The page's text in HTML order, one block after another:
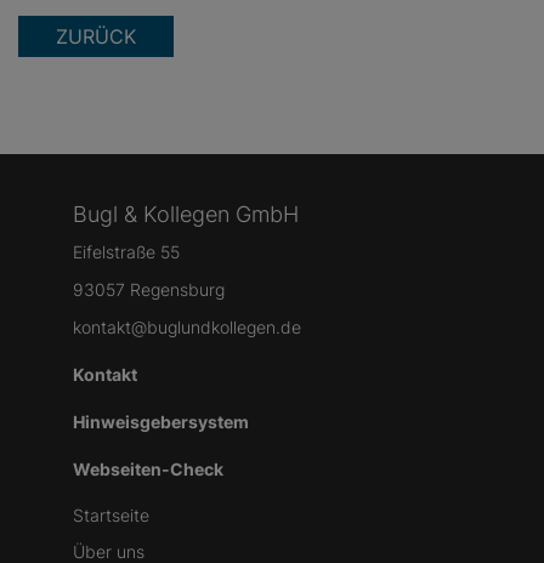
ZURÜCK
Startseite
Über uns
Bugl & Kollegen GmbH
Eifelstraße 55
93057 Regensburg
kontakt@buglundkollegen.de
Kontakt
Hinweisgebersystem
Webseiten-Check